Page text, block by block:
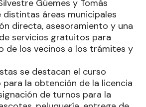
Güemes y Tomás
distintas áreas municipales
directa, asesoramiento y una
servicios gratuitos para
de los vecinos a los trámites y
se destacan el curso
la obtención de la licencia
de turnos para la